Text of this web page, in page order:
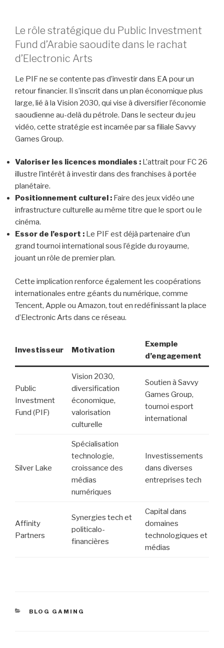
Le rôle stratégique du Public Investment
Fund d’Arabie saoudite dans le rachat
d’Electronic Arts
Le PIF ne se contente pas d’investir dans EA pour un
retour financier. Il s’inscrit dans un plan économique plus
large, lié à la Vision 2030, qui vise à diversifier l’économie
saoudienne au-delà du pétrole. Dans le secteur du jeu
vidéo, cette stratégie est incarnée par sa filiale Savvy
Games Group.
Valoriser les licences mondiales : L’attrait pour FC 26
illustre l’intérêt à investir dans des franchises à portée
planétaire.
Positionnement culturel : Faire des jeux vidéo une
infrastructure culturelle au même titre que le sport ou le
cinéma.
Essor de l’esport : Le PIF est déjà partenaire d’un
grand tournoi international sous l’égide du royaume,
jouant un rôle de premier plan.
Cette implication renforce également les coopérations
internationales entre géants du numérique, comme
Tencent, Apple ou Amazon, tout en redéfinissant la place
d’Electronic Arts dans ce réseau.
Investisseur Motivation
Exemple
d’engagement
Public
Investment
Fund (PIF)
Vision 2030,
diversification
économique,
valorisation
culturelle
Soutien à Savvy
Games Group,
tournoi esport
international
Silver Lake
Spécialisation
technologie,
croissance des
médias
numériques
Investissements
dans diverses
entreprises tech
Affinity
Partners
Synergies tech et
politicalo-
financières
Capital dans
domaines
technologiques et
médias
CATÉGORIES
BLOG GAMING